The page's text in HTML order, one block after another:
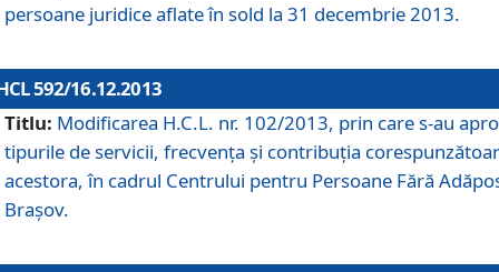
persoane juridice aflate în sold la 31 decembrie 2013.
592/16.12.2013
Titlu: Modificarea H.C.L. nr. 102/2013, prin care s-au
tipurile de servicii, frecvenţa şi contribuţia
acestora, în cadrul Centrului pentru Persoane Fără
Braşov.